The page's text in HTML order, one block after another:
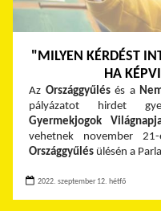
"MILYEN KÉRDÉST
HA
Az Országgyűlésés a
pályázatot hirdet
Gyermekjogok
vehetnek november
Országgyűlés ülésén a
2022. szeptember 12. hétfő